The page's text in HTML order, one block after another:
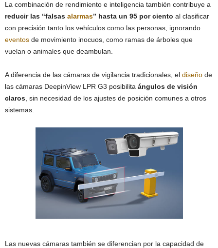
La combinación de rendimiento e inteligencia también contribuye a
reducir las “falsas alarmas” hasta un 95 por ciento al clasificar
con precisión tanto los vehículos como las personas, ignorando
eventos de movimiento inocuos, como ramas de árboles que
vuelan o animales que deambulan.
A diferencia de las cámaras de vigilancia tradicionales, el diseño de
las cámaras DeepinView LPR G3 posibilita ángulos de visión
claros , sin necesidad de los ajustes de posición comunes a otros
sistemas.
Las nuevas cámaras también se diferencian por la capacidad de